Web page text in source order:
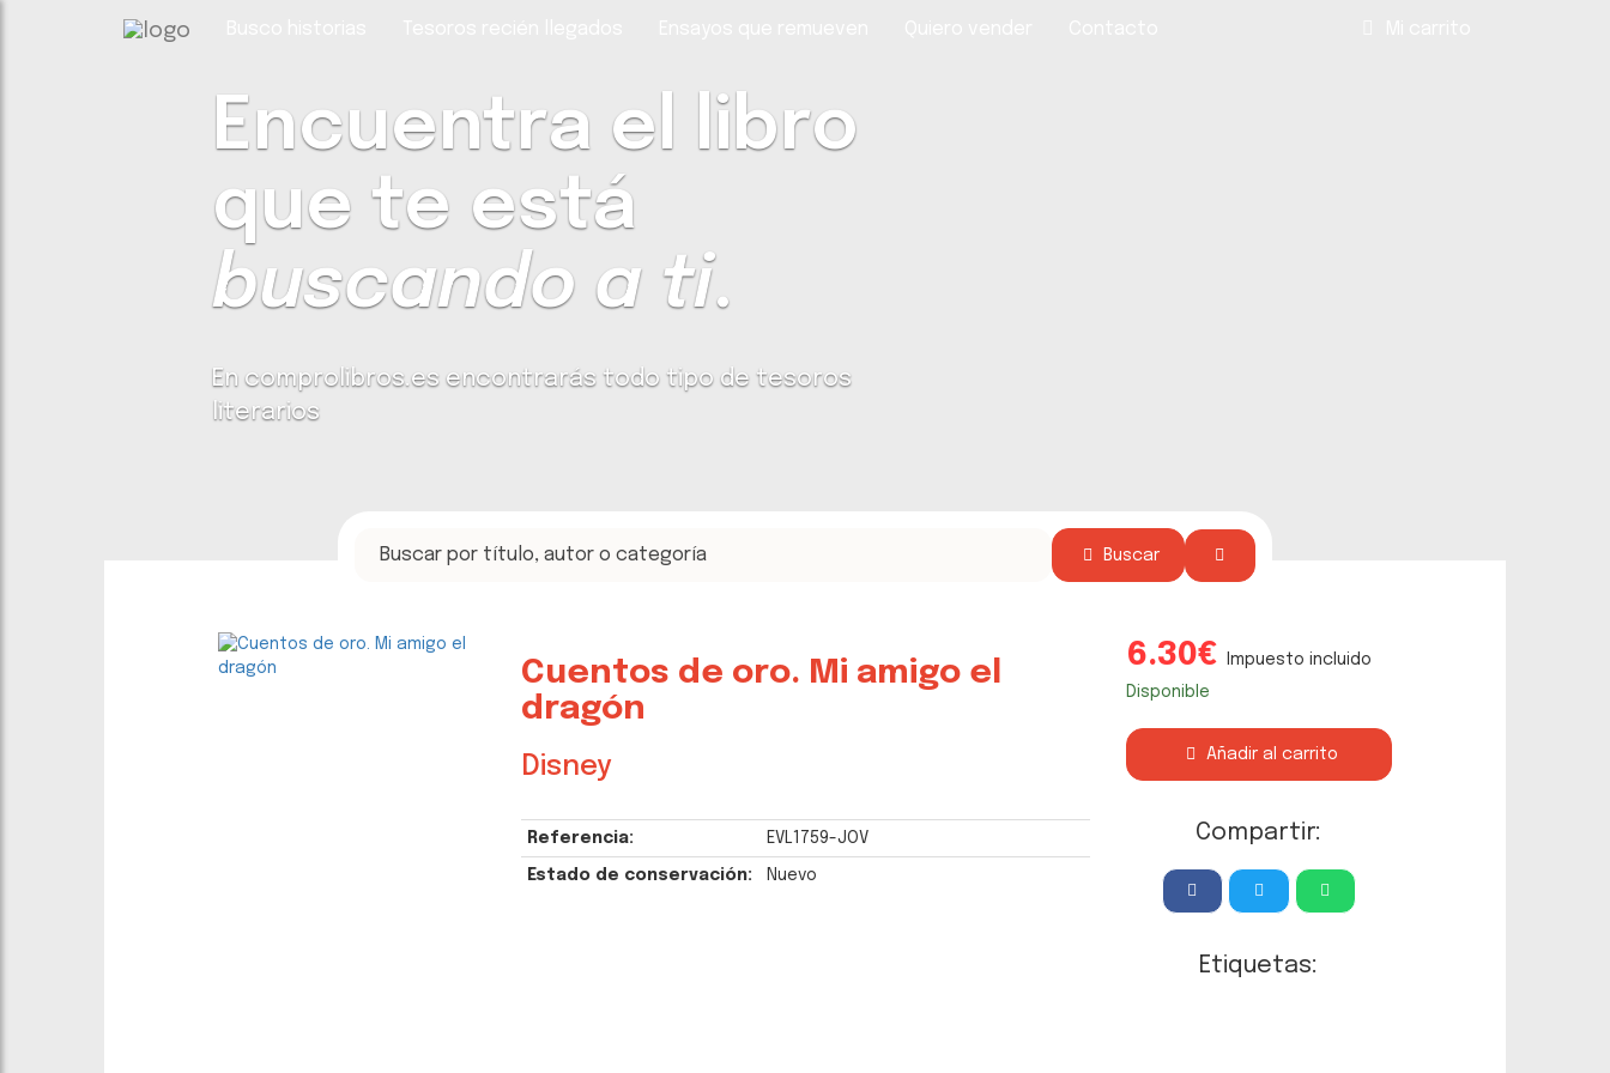
Encuentra el libro
que te está
buscando a ti.
En comprolibros.es encontrarás todo tipo de tesoros
literarios
Buscar
Cuentos de oro. Mi amigo el
dragón
Disney
Referencia: EVL1759-JOV
Estado de conservación: Nuevo
6.30€
Impuesto incluido
Disponible
Añadir al carrito
Compartir:
Etiquetas: